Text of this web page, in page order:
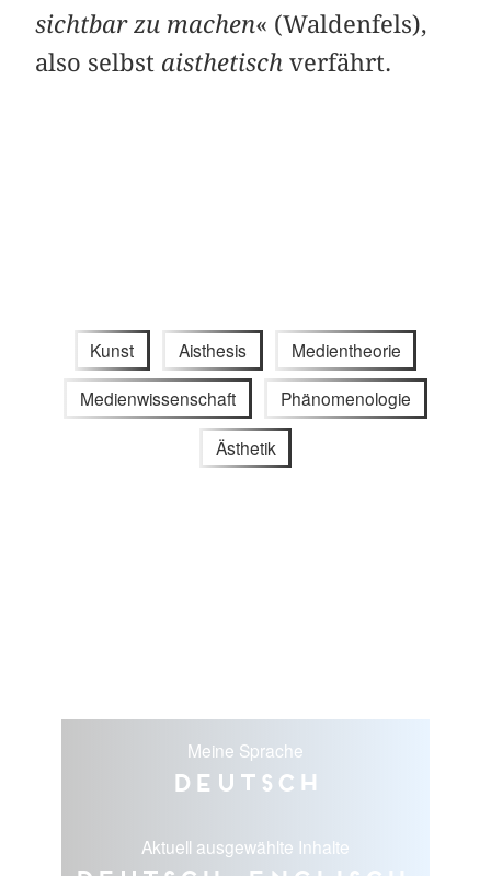
sichtbar zu machen« (Waldenfels),
also selbst aisthetisch verfährt.
Kunst Aisthesis Medientheorie
Medienwissenschaft Phänomenologie
Ästhetik
Meine Sprache
Deutsch
Aktuell ausgewählte Inhalte